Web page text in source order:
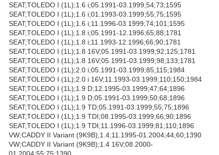
SEAT;TOLEDO I (1L);1.6 i;05.1991-03.1999;54;73;1595
SEAT;TOLEDO I (1L);1.6 i;01.1993-03.1999;55;75;1595
SEAT;TOLEDO I (1L);1.6 i;11.1996-03.1999;74;101;1595
SEAT;TOLEDO I (1L);1.8 i;05.1991-12.1996;65;88;1781
SEAT;TOLEDO I (1L);1.8 i;11.1993-12.1996;66;90;1781
SEAT;TOLEDO I (1L);1.8 16V;05.1991-03.1999;92;125;1781
SEAT;TOLEDO I (1L);1.8 16V;05.1991-03.1999;98;133;1781
SEAT;TOLEDO I (1L);2.0 i;05.1991-03.1999;85;115;1984
SEAT;TOLEDO I (1L);2.0 i 16V;11.1993-03.1999;110;150;1984
SEAT;TOLEDO I (1L);1.9 D;12.1995-03.1999;47;64;1896
SEAT;TOLEDO I (1L);1.9 D;05.1991-03.1999;50;68;1896
SEAT;TOLEDO I (1L);1.9 TD;05.1991-03.1999;55;75;1896
SEAT;TOLEDO I (1L);1.9 TDI;08.1995-03.1999;66;90;1896
SEAT;TOLEDO I (1L);1.9 TDI;11.1996-03.1999;81;110;1896
VW;CADDY II Variant (9K9B);1.4;11.1995-01.2004;44;60;1390
VW;CADDY II Variant (9K9B);1.4 16V;08.2000-
01.2004;55;75;1390